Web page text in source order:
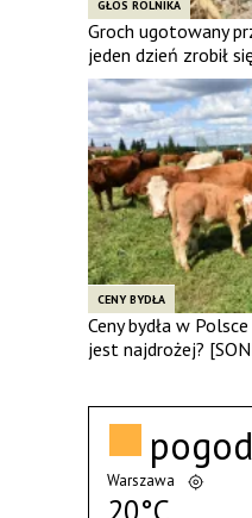
GŁOS ROLNIKA
Groch ugotowany
jeden dzień zrobił
CENY BYDŁA
Ceny bydła w
jest najdrożej?
Warszawa